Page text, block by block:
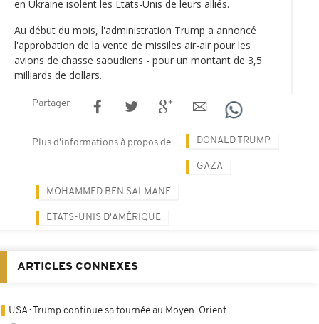
en Ukraine isolent les États-Unis de leurs alliés.
Au début du mois, l'administration Trump a annoncé
l'approbation de la vente de missiles air-air pour les
avions de chasse saoudiens - pour un montant de 3,5
milliards de dollars.
Partager
Plus d'informations à propos de DONALD TRUMP
GAZA
MOHAMMED BEN SALMANE
ETATS-UNIS D'AMÉRIQUE
ARTICLES CONNEXES
USA : Trump continue sa tournée au Moyen-Orient